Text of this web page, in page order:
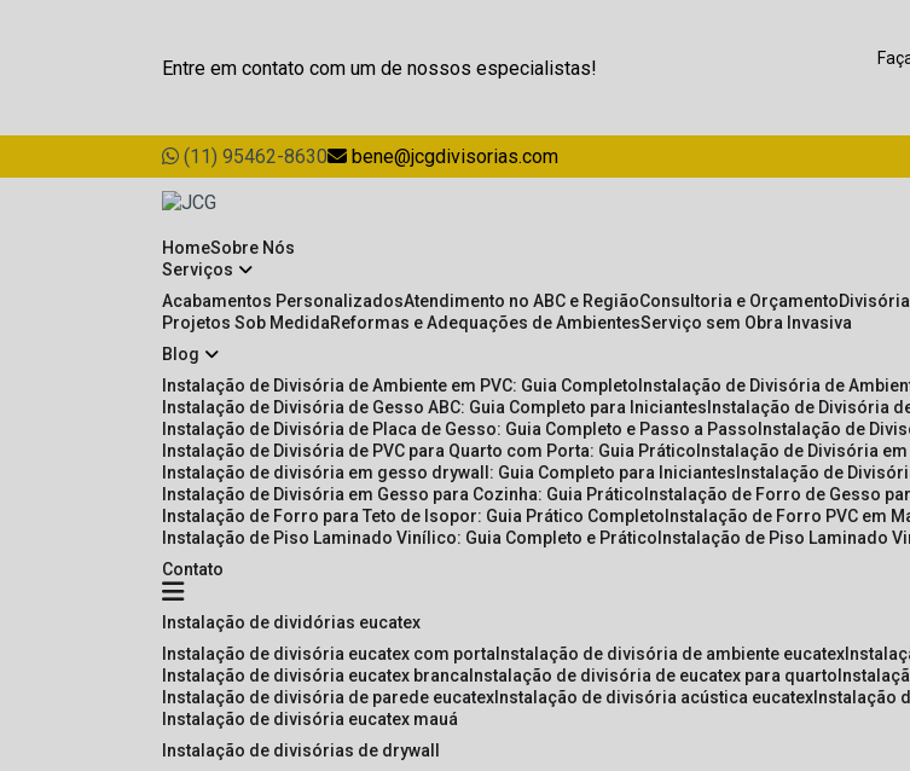
Entre em contato com um de nossos especialistas!
(11) 95462-8630 bene@jcgdivisorias.com
Home Sobre Nós
Serviços
Acabamentos Personalizados Atendimento no ABC e Região Consultoria e Orçamento
Projetos Sob Medida
Reformas e Adequações de Ambientes Serviço sem Obra Invasiva
Blog
Instalação de Divisória de Ambiente em PVC: Guia Completo Instalação de Divisória de
Instalação de Divisória de Gesso ABC: Guia Completo para Iniciantes Instalação de Divisória
Instalação de Divisória de Placa de Gesso: Guia Completo e Passo a Passo Instalação de
Instalação de Divisória de PVC para Quarto com Porta: Guia Prático Instalação de Divisória
Instalação de divisória em gesso drywall: Guia Completo para Iniciantes Instalação de
Instalação de Divisória em Gesso para Cozinha: Guia Prático Instalação de Forro de Gesso
Instalação de Forro para Teto de Isopor: Guia Prático Completo Instalação de Forro PVC em
Instalação de Piso Laminado Vinílico: Guia Completo e Prático Instalação de Piso Laminado
Contato
instalação de dividórias eucatex
instalação de divisória eucatex com porta instalação de divisória de ambiente eucatex
instalação de divisória eucatex branca instalação de divisória de eucatex para quarto
instalação de divisória de parede eucatex instalação de divisória acústica eucatex instalação
instalação de divisória eucatex mauá
instalação de divisórias de drywall